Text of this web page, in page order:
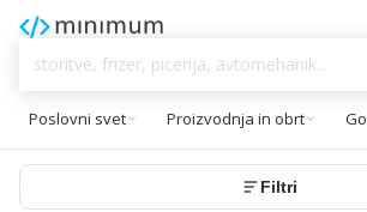
Poslovni svet Proizvodnja in obrt
Filtri